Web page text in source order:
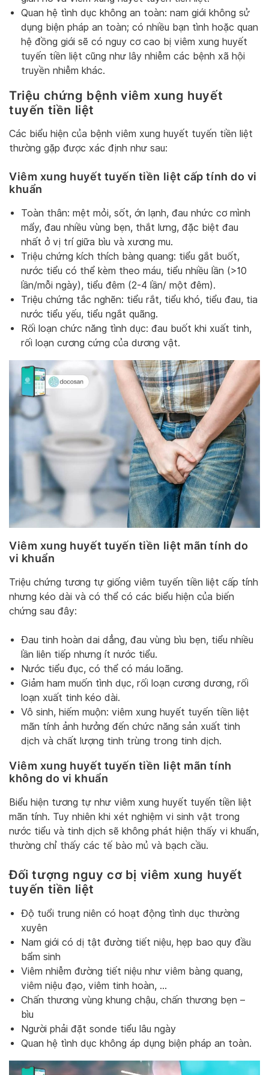
Quan hệ tình dục không an toàn: nam giới không sử
dụng biện pháp an toàn; có nhiều bạn tình hoặc quan
hệ đồng giới sẽ có nguy cơ cao bị viêm xung huyết
tuyến tiền liệt cũng như lây nhiễm các bệnh xã hội
truyền nhiễm khác.
Triệu chứng bệnh viêm xung huyết
tuyến tiền liệt
Các biểu hiện của bệnh viêm xung huyết tuyến tiền liệt
thường gặp được xác định như sau:
Viêm xung huyết tuyến tiền liệt cấp tính do vi
khuẩn
Toàn thân: mệt mỏi, sốt, ớn lạnh, đau nhức cơ mình
mẩy, đau nhiều vùng bẹn, thắt lưng, đặc biệt đau
nhất ở vị trí giữa bìu và xương mu.
Triệu chứng kích thích bàng quang: tiểu gắt buốt,
nước tiểu có thể kèm theo máu, tiểu nhiều lần (>10
lần/mỗi ngày), tiểu đêm (2-4 lần/ một đêm).
Triệu chứng tắc nghẽn: tiểu rắt, tiểu khó, tiểu đau, tia
nước tiểu yếu, tiểu ngắt quãng.
Rối loạn chức năng tình dục: đau buốt khi xuất tinh,
rối loạn cương cứng của dương vật.
Viêm xung huyết tuyến tiền liệt mãn tính do
vi khuẩn
Triệu chứng tương tự giống viêm tuyến tiền liệt cấp tính
nhưng kéo dài và có thể có các biểu hiện của biến
chứng sau đây:
Đau tinh hoàn dai dẳng, đau vùng bìu bẹn, tiểu nhiều
lần liên tiếp nhưng ít nước tiểu.
Nước tiểu đục, có thể có máu loãng.
Giảm ham muốn tình dục, rối loạn cương dương, rối
loạn xuất tinh kéo dài.
Vô sinh, hiếm muộn: viêm xung huyết tuyến tiền liệt
mãn tính ảnh hưởng đến chức năng sản xuất tinh
dịch và chất lượng tinh trùng trong tinh dịch.
Viêm xung huyết tuyến tiền liệt mãn tính
không do vi khuẩn
Biểu hiện tương tự như viêm xung huyết tuyến tiền liệt
mãn tính. Tuy nhiên khi xét nghiệm vi sinh vật trong
nước tiểu và tinh dịch sẽ không phát hiện thấy vi khuẩn,
thường chỉ thấy các tế bào mủ và bạch cầu.
Đối tượng nguy cơ bị viêm xung huyết
tuyến tiền liệt
Độ tuổi trung niên có hoạt động tình dục thường
xuyên
Nam giới có dị tật đường tiết niệu, hẹp bao quy đầu
bẩm sinh
Viêm nhiễm đường tiết niệu như viêm bàng quang,
viêm niệu đạo, viêm tinh hoàn, …
Chấn thương vùng khung chậu, chấn thương bẹn –
bìu
Người phải đặt sonde tiểu lâu ngày
Quan hệ tình dục không áp dụng biện pháp an toàn.